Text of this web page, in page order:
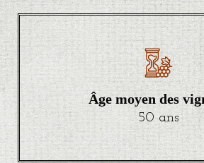
Âge moyen des
50 ans